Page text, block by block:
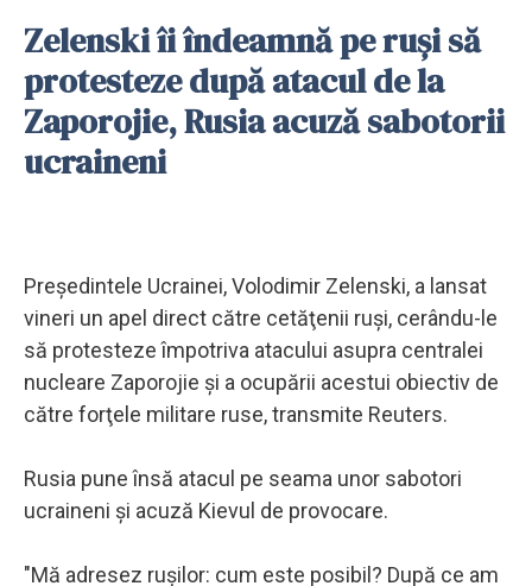
Zelenski îi îndeamnă pe ruşi să
protesteze după atacul de la
Zaporojie, Rusia acuză sabotorii
ucraineni
Preşedintele Ucrainei, Volodimir Zelenski, a lansat
vineri un apel direct către cetăţenii ruşi, cerându-le
să protesteze împotriva atacului asupra centralei
nucleare Zaporojie şi a ocupării acestui obiectiv de
către forţele militare ruse, transmite Reuters.
Rusia pune însă atacul pe seama unor sabotori
ucraineni şi acuză Kievul de provocare.
"Mă adresez ruşilor: cum este posibil? După ce am